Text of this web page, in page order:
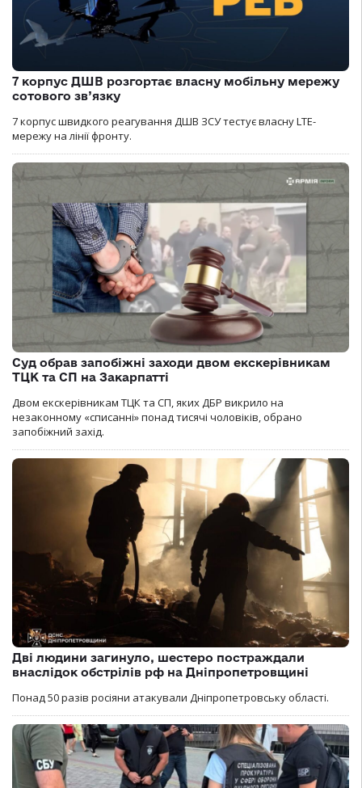
7 корпус ДШВ розгортає власну мобільну мережу
сотового зв’язку
7 корпус швидкого реагування ДШВ ЗСУ тестує власну LTE-
мережу на лінії фронту.
Суд обрав запобіжні заходи двом екскерівникам
ТЦК та СП на Закарпатті
Двом екскерівникам ТЦК та СП, яких ДБР викрило на
незаконному «списанні» понад тисячі чоловіків, обрано
запобіжний захід.
Дві людини загинуло, шестеро постраждали
внаслідок обстрілів рф на Дніпропетровщині
Понад 50 разів росіяни атакували Дніпропетровську області.